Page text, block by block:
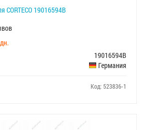
CORTECO 19016594B
19016594B
Германия
Код: 523836-1